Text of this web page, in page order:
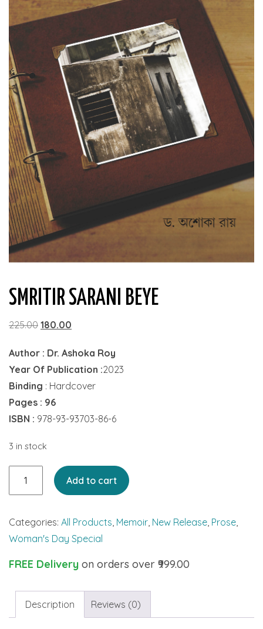
SMRITIR SARANI BEYE
225.00 Original
was:
₹225.00.
180.00
is:
₹180.00.
Author : Dr. Ashoka Roy
Year Of Publication :2023
Binding : Hardcover
Pages : 96
ISBN : 978-93-93703-86-6
3 in stock
quantity
Add to cart
Categories: All Products, Memoir, New Release, Prose,
Woman's Day Special
FREE Delivery on orders over ₹999.00
Description Reviews (0)